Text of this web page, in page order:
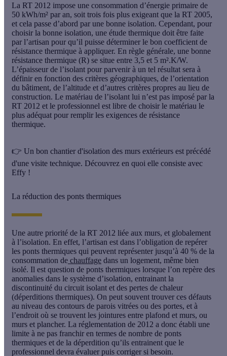
La RT 2012 impose une consommation d’énergie primaire de
50 kWh/m² par an, soit trois fois plus exigeant que la RT 2005,
et cela passe d’abord par une bonne isolation. Cependant, pour
choisir la bonne isolation, une étude thermique doit être faite
par l’artisan pour qu’il puisse déterminer le bon coefficient de
résistance thermique à appliquer. En règle générale, une bonne
résistance thermique (R) se situe entre 3,5 et 5 m².K/W.
L’épaisseur de l’isolant pour parvenir à un tel résultat sera à
définir en fonction des critères géographiques, de l’orientation
du bâtiment, de l’altitude et d’autres critères propres au lieu de
construction. Le matériau de l’isolant lui n’est pas imposé par la
RT 2012 et le professionnel est libre de choisir le matériau le
plus adéquat pour remplir les exigences de résistance
thermique.
👉 Un bon chantier d'isolation des murs extérieurs est précédé
d'une visite technique. Découvrez en quoi elle consiste avec
Effy !
La réduction des ponts thermiques
Une autre priorité de la RT 2012 liée aux murs, et globalement
à l’isolation. En effet, l’artisan est dans l’obligation de repérer
les ponts thermiques qui peuvent représenter jusqu’à 40 % de la
consommation de chauffage dans un logement, même bien
isolé. Il est question de ponts thermiques lorsque l’on repère des
anomalies dans le système d’isolation, entrainant la
discontinuité du circuit isolant et des pertes de chaleur
(déperditions thermiques). On peut souvent trouver ces défauts
au niveau des contours de parois vitrées ou des portes, et à
l’endroit où se trouvent les jointures entre plafond et murs, ou
murs et plancher. La réglementation de 2012 a donc établi une
limite à ne pas franchir en termes de nombre de ponts
thermiques et de la déperdition qu’ils entrainent que le
professionnel devra évaluer puis corriger si besoin.